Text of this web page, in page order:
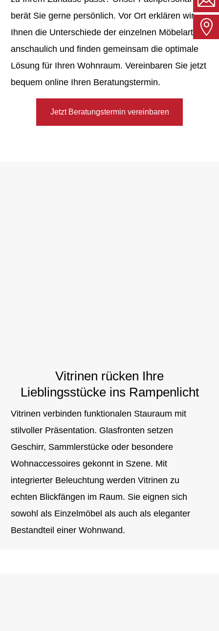
berät Sie gerne persönlich. Vor Ort erklären wir
Ihnen die Unterschiede der einzelnen Möbelarten
anschaulich und finden gemeinsam die optimale
Lösung für Ihren Wohnraum. Vereinbaren Sie jetzt
bequem online Ihren Beratungstermin.
Jetzt Beratungstermin vereinbaren
Vitrinen rücken Ihre
Lieblingsstücke ins Rampenlicht
Vitrinen verbinden funktionalen Stauraum mit
stilvoller Präsentation. Glasfronten setzen
Geschirr, Sammlerstücke oder besondere
Wohnaccessoires gekonnt in Szene. Mit
integrierter Beleuchtung werden Vitrinen zu
echten Blickfängen im Raum. Sie eignen sich
sowohl als Einzelmöbel als auch als eleganter
Bestandteil einer Wohnwand.